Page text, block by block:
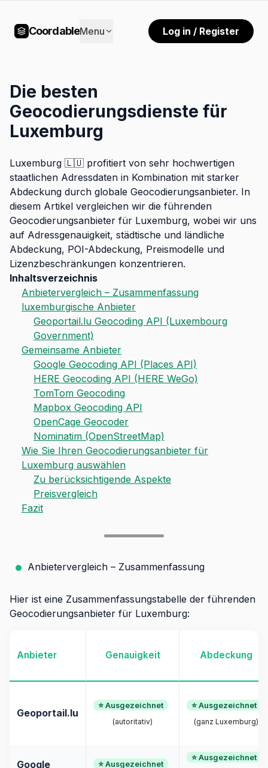
CoordableMenu Log in / Register
Die besten
Geocodierungsdienste für
Luxemburg
Luxemburg 🇱🇺 profitiert von sehr hochwertigen
staatlichen Adressdaten in Kombination mit starker
Abdeckung durch globale Geocodierungsanbieter. In
diesem Artikel vergleichen wir die führenden
Geocodierungsanbieter für Luxemburg, wobei wir uns
auf Adressgenauigkeit, städtische und ländliche
Abdeckung, POI-Abdeckung, Preismodelle und
Lizenzbeschränkungen konzentrieren.
Inhaltsverzeichnis
Anbietervergleich – Zusammenfassung
luxemburgische Anbieter
Geoportail.lu Geocoding API (Luxembourg
Government)
Gemeinsame Anbieter
Google Geocoding API (Places API)
HERE Geocoding API (HERE WeGo)
TomTom Geocoding
Mapbox Geocoding API
OpenCage Geocoder
Nominatim (OpenStreetMap)
Wie Sie Ihren Geocodierungsanbieter für
Luxemburg auswählen
Zu berücksichtigende Aspekte
Preisvergleich
Fazit
Anbietervergleich – Zusammenfassung
Hier ist eine Zusammenfassungstabelle der führenden
Geocodierungsanbieter für Luxemburg:
Anbieter Genauigkeit Abdeckung
Geoportail.lu
⭐ Ausgezeichnet
(autoritativ)
⭐ Ausgezeichnet
(ganz Luxemburg)
Google
⭐ Ausgezeichnet
⭐ Ausgezeichnet